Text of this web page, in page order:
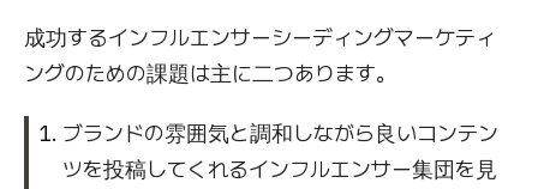
成功するインフルエンサーシーディングマーケティ
ングのための課題は主に二つあります。
ブランドの雰囲気と調和しながら良いコンテン
ツを投稿してくれるインフルエンサー集団を見